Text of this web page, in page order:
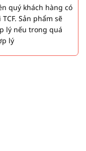
quý khách hàng có
Sản phẩm sẽ
lý nếu trong quá
lý